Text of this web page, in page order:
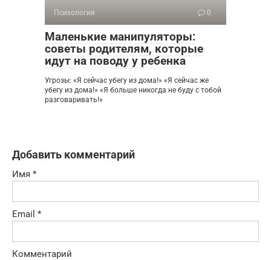
Психология 0
Маленькие манипуляторы:
советы родителям, которые
идут на поводу у ребенка
Угрозы: «Я сейчас убегу из дома!» «Я сейчас же
убегу из дома!» «Я больше никогда не буду с тобой
разговаривать!»
Добавить комментарий
Имя *
Email *
Комментарий